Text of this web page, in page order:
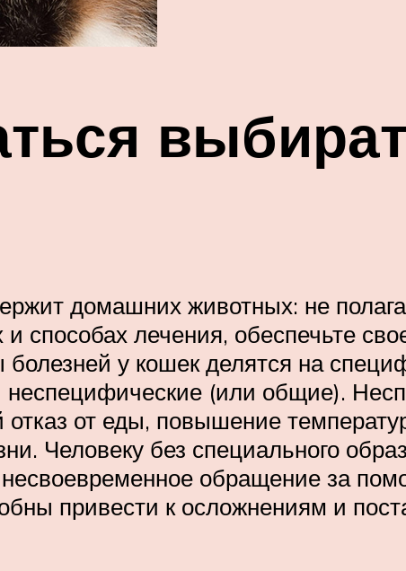
домашних животных: не
способах лечения, обеспечьте
у кошек делятся на
(или общие).
от еды, повышение
Человеку без специального
обращение за
привести к осложнениям и